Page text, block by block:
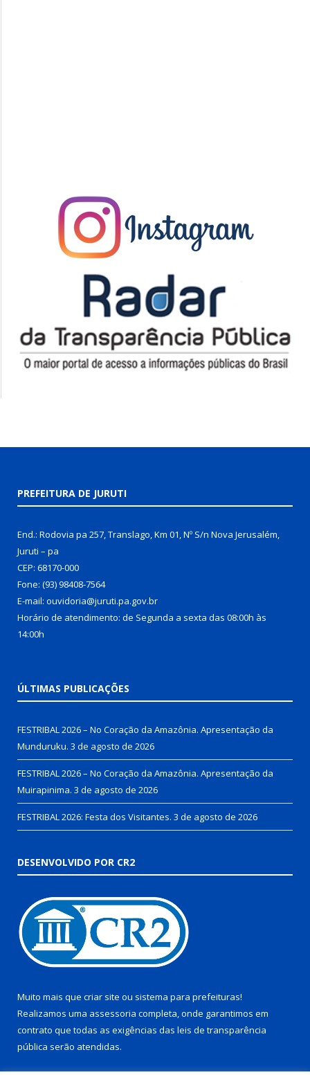
PREFEITURA DE JURUTI
End.: Rodovia pa 257, Translago, Km 01, Nº S/n Nova Jerusalém,
Juruti – pa
CEP: 68170-000
Fone: (93) 98408-7564
E-mail: ouvidoria@juruti.pa.gov.br
Horário de atendimento: de Segunda a sexta das 08:00h às
14:00h
ÚLTIMAS PUBLICAÇÕES
FESTRIBAL 2026 – No Coração da Amazônia. Apresentação da
Munduruku. 3 de agosto de 2026
FESTRIBAL 2026 – No Coração da Amazônia. Apresentação da
Muirapinima. 3 de agosto de 2026
FESTRIBAL 2026: Festa dos Visitantes. 3 de agosto de 2026
DESENVOLVIDO POR CR2
Muito mais que criar site ou sistema para prefeituras!
Realizamos uma assessoria completa, onde garantimos em
contrato que todas as exigências das leis de transparência
pública serão atendidas.